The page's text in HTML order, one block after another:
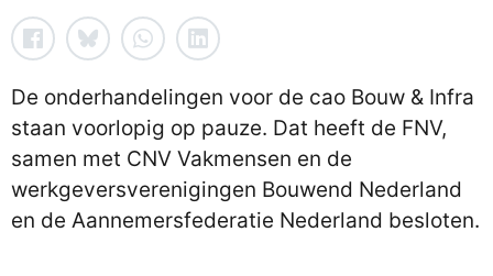
De onderhandelingen voor de cao Bouw & Infra
staan voorlopig op pauze. Dat heeft de FNV,
samen met CNV Vakmensen en de
werkgeversverenigingen Bouwend Nederland
en de Aannemersfederatie Nederland besloten.